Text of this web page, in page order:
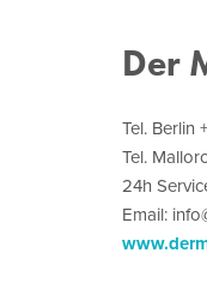
Der
Tel. Berlin
Tel.
24h
Email: